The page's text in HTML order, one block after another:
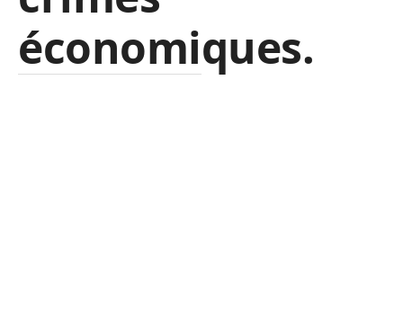
économiques.